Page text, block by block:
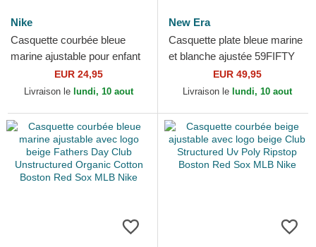
Nike
Casquette courbée bleue
marine ajustable pour enfant
Dri-Fit Club Structured
Boston Red Sox MLB Nike
EUR 24,95
Livraison le lundi, 10 aout
New Era
Casquette plate bleue marine
et blanche ajustée 59FIFTY
Day Low Profile Boston Red
Sox MLB New Era
EUR 49,95
Livraison le lundi, 10 aout